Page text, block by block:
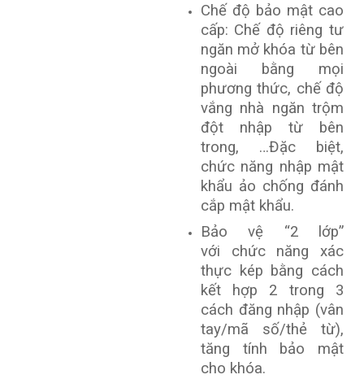
Chế độ bảo mật cao
cấp: Chế độ riêng tư
ngăn mở khóa từ bên
ngoài bằng mọi
phương thức, chế độ
vắng nhà ngăn trộm
đột nhập từ bên
trong, …Đặc biệt,
chức năng nhập mật
khẩu ảo chống đánh
cắp mật khẩu.
Bảo vệ “2 lớp”
với chức năng xác
thực kép bằng cách
kết hợp 2 trong 3
cách đăng nhập (vân
tay/mã số/thẻ từ),
tăng tính bảo mật
cho khóa.